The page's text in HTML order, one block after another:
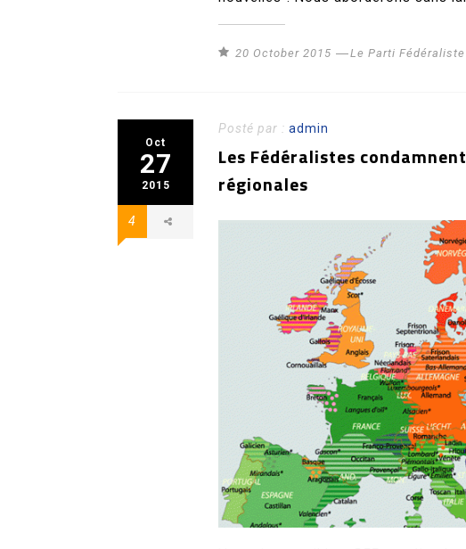
20 October 2015 Le Parti
Oct
27
2015
4
Posté par : admin
Les Fédéralistes
régionales